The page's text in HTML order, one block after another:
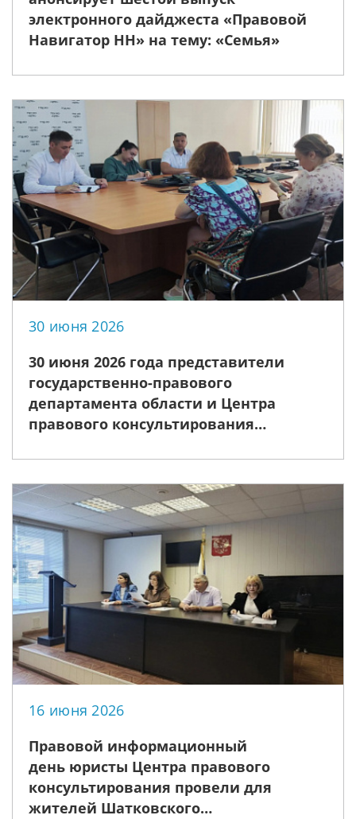
электронного дайджеста «Правовой
Навигатор НН» на тему: «Семья»
30 июня 2026
30 июня 2026 года представители
государственно-правового
департамента области и Центра
правового консультирования
медиативной направленности
16 июня 2026
Правовой информационный
день юристы Центра правового
консультирования провели для
жителей Шатковского